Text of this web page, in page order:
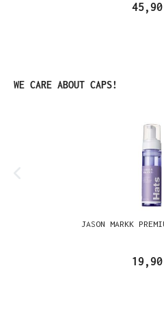
Produktgalerie überspringen
WE CARE ABOUT CAPS!
JASON MARKK